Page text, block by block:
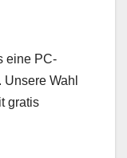
eine PC-
Wahl
gratis